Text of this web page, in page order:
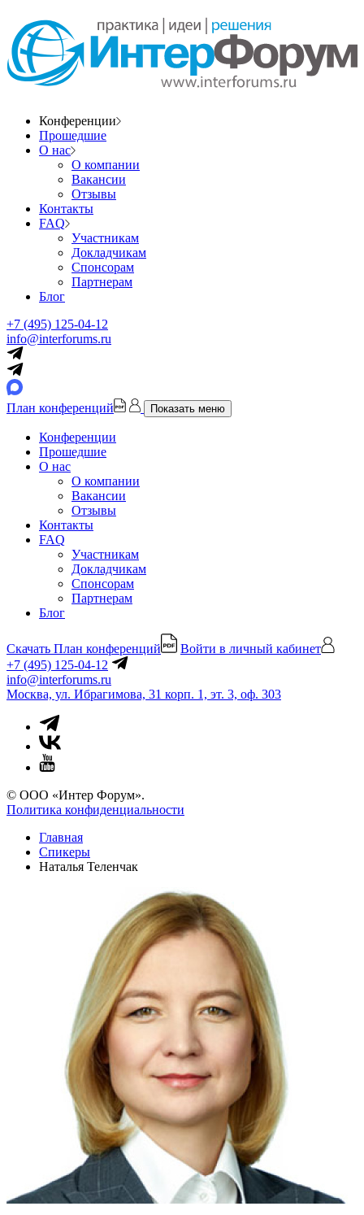
Конференции
Прошедшие
О нас
О компании
Вакансии
Отзывы
Контакты
FAQ
Участникам
Докладчикам
Спонсорам
Партнерам
Блог
+7 (495) 125-04-12
info@interforums.ru
План конференций Показать меню
Конференции
Прошедшие
О нас
О компании
Вакансии
Отзывы
Контакты
FAQ
Участникам
Докладчикам
Спонсорам
Партнерам
Блог
Скачать План конференций
Войти в личный кабинет
+7 (495) 125-04-12
info@interforums.ru
Москва, ул. Ибрагимова, 31 корп. 1, эт. 3, оф. 303
© ООО «Интер Форум».
Политика конфиденциальности
Главная
Спикеры
Наталья Теленчак